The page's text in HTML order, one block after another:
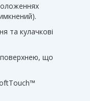
та кулачкові
що